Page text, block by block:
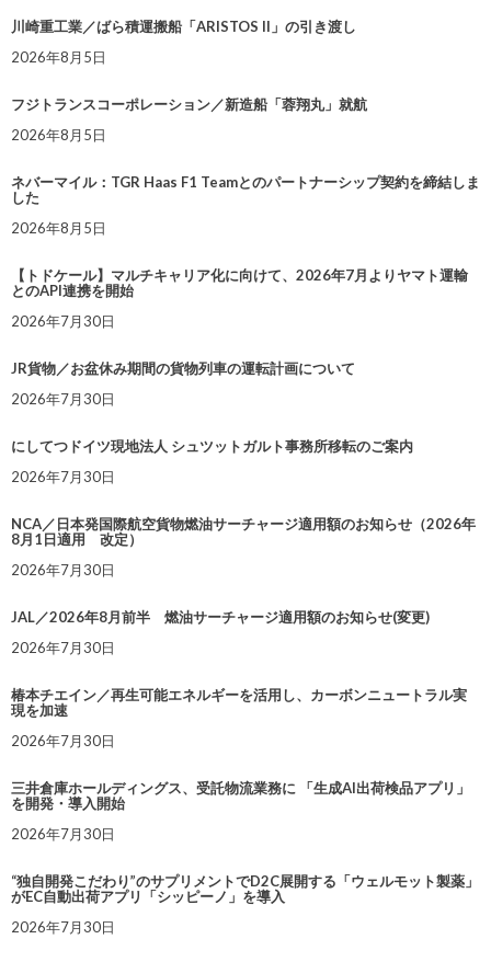
川崎重工業／ばら積運搬船「ARISTOS II」の引き渡し
2026年8月5日
フジトランスコーポレーション／新造船「蓉翔丸」就航
2026年8月5日
ネバーマイル：TGR Haas F1 Teamとのパートナーシップ契約を締結しま
した
2026年8月5日
【トドケール】マルチキャリア化に向けて、2026年7月よりヤマト運輸
とのAPI連携を開始
2026年7月30日
JR貨物／お盆休み期間の貨物列車の運転計画について
2026年7月30日
にしてつドイツ現地法人 シュツットガルト事務所移転のご案内
2026年7月30日
NCA／日本発国際航空貨物燃油サーチャージ適用額のお知らせ（2026年
8月1日適用 改定）
2026年7月30日
JAL／2026年8月前半 燃油サーチャージ適用額のお知らせ(変更)
2026年7月30日
椿本チエイン／再生可能エネルギーを活用し、カーボンニュートラル実
現を加速
2026年7月30日
三井倉庫ホールディングス、受託物流業務に 「生成AI出荷検品アプリ」
を開発・導入開始
2026年7月30日
“独自開発こだわり”のサプリメントでD2C展開する「ウェルモット製薬」
がEC自動出荷アプリ「シッピーノ」を導入
2026年7月30日